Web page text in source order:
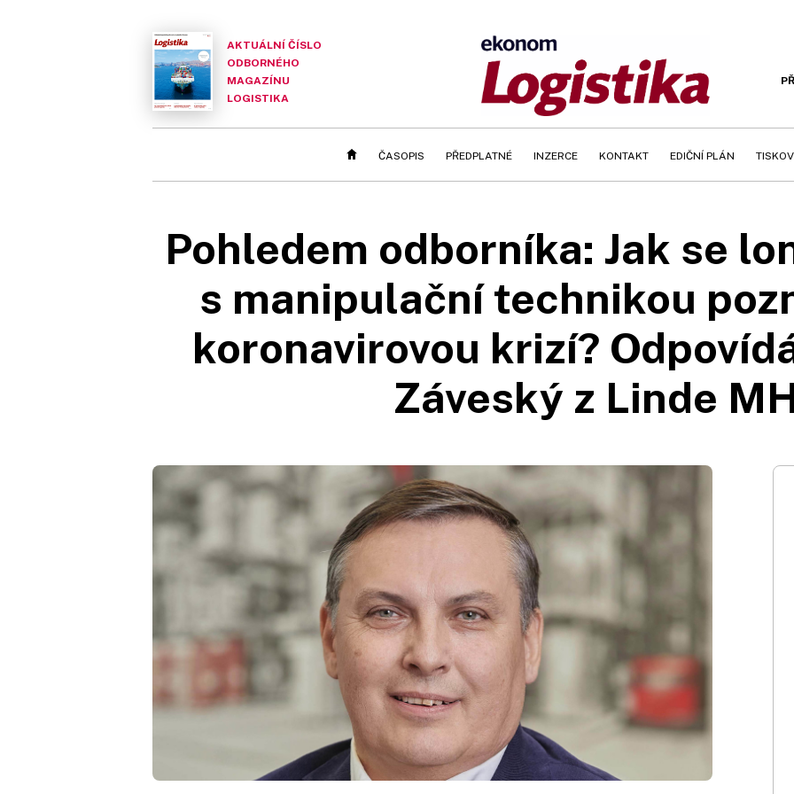
AKTUÁLNÍ ČÍSLO
ODBORNÉHO
MAGAZÍNU
LOGISTIKA
ČASOPIS PŘEDPLATNÉ INZERCE KONTAKT EDIČNÍ PLÁN
Pohledem odborníka: Jak se
s manipulační technikou
koronavirovou krizí?
Záveský z Linde